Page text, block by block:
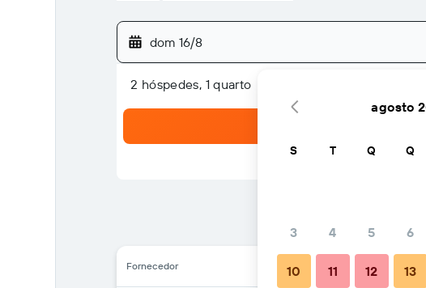
dom 16/8
2 hóspedes, 1 quarto
Fornecedor
agosto
S T Q Q
3 4 5 6
10 11 12 13